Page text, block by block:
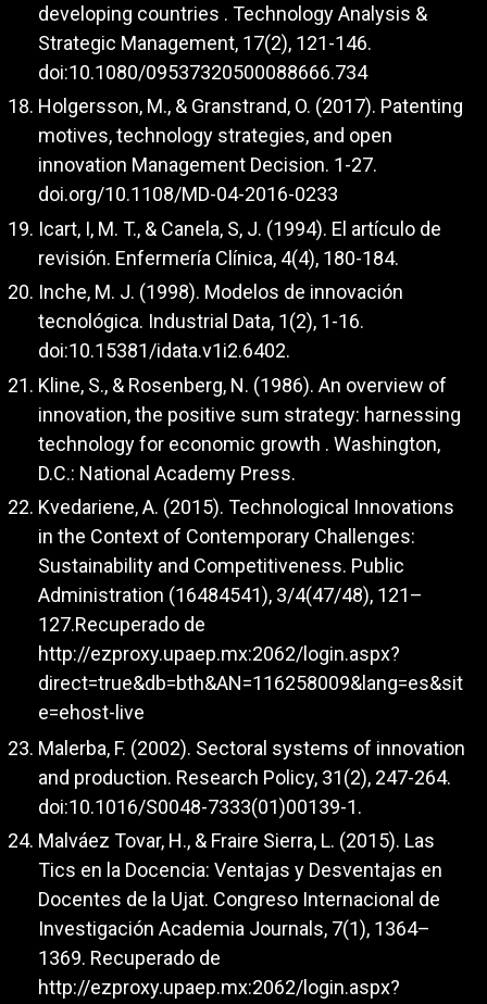
developing countries . Technology Analysis &
Strategic Management, 17(2), 121-146.
doi:10.1080/09537320500088666.734
Holgersson, M., & Granstrand, O. (2017). Patenting
motives, technology strategies, and open
innovation Management Decision. 1-27.
doi.org/10.1108/MD-04-2016-0233
Icart, I, M. T., & Canela, S, J. (1994). El artículo de
revisión. Enfermería Clínica, 4(4), 180-184.
Inche, M. J. (1998). Modelos de innovación
tecnológica. Industrial Data, 1(2), 1-16.
doi:10.15381/idata.v1i2.6402.
Kline, S., & Rosenberg, N. (1986). An overview of
innovation, the positive sum strategy: harnessing
technology for economic growth . Washington,
D.C.: National Academy Press.
Kvedariene, A. (2015). Technological Innovations
in the Context of Contemporary Challenges:
Sustainability and Competitiveness. Public
Administration (16484541), 3/4(47/48), 121–
127.Recuperado de
http://ezproxy.upaep.mx:2062/login.aspx?
direct=true&db=bth&AN=116258009&lang=es&sit
e=ehost-live
Malerba, F. (2002). Sectoral systems of innovation
and production. Research Policy, 31(2), 247-264.
doi:10.1016/S0048-7333(01)00139-1.
Malváez Tovar, H., & Fraire Sierra, L. (2015). Las
Tics en la Docencia: Ventajas y Desventajas en
Docentes de la Ujat. Congreso Internacional de
Investigación Academia Journals, 7(1), 1364–
1369. Recuperado de
http://ezproxy.upaep.mx:2062/login.aspx?